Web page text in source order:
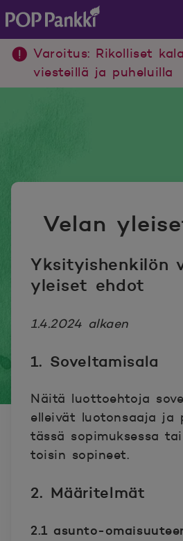
POP Pankki, etusivulle
Varoitus: Rikolliset
viesteillä ja puheluilla
Velan
Yksityishenkilön
yleiset ehdot
1.4.2024 alkaen
1. Soveltamisala
Näitä luottoehtoja
elleivät luotonsaaja ja
tässä sopimuksessa
toisin sopineet.
2. Määritelmät
2.1 asunto-